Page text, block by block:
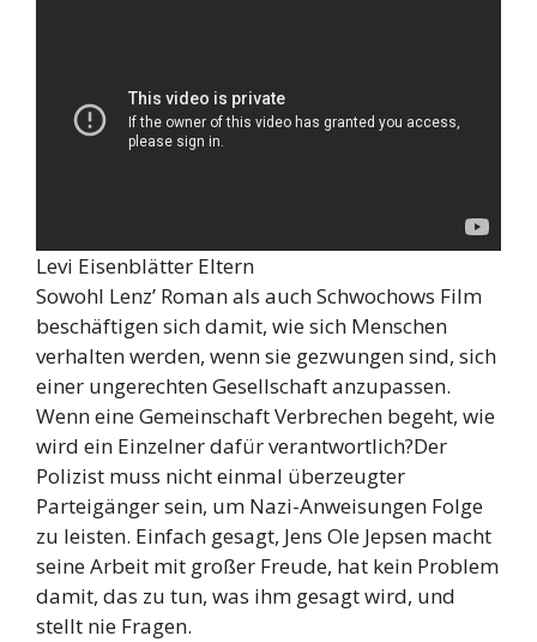
Levi Eisenblätter Eltern
Sowohl Lenz’ Roman als auch Schwochows Film
beschäftigen sich damit, wie sich Menschen
verhalten werden, wenn sie gezwungen sind, sich
einer ungerechten Gesellschaft anzupassen.
Wenn eine Gemeinschaft Verbrechen begeht, wie
wird ein Einzelner dafür verantwortlich?Der
Polizist muss nicht einmal überzeugter
Parteigänger sein, um Nazi-Anweisungen Folge
zu leisten. Einfach gesagt, Jens Ole Jepsen macht
seine Arbeit mit großer Freude, hat kein Problem
damit, das zu tun, was ihm gesagt wird, und
stellt nie Fragen.